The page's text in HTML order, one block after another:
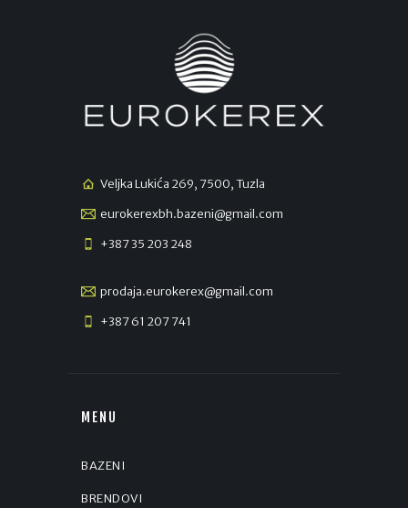
Veljka Lukića 269, 7500, Tuzla
eurokerexbh.bazeni@gmail.com
+387 35 203 248
prodaja.eurokerex@gmail.com
+387 61 207 741
MENU
BAZENI
BRENDOVI